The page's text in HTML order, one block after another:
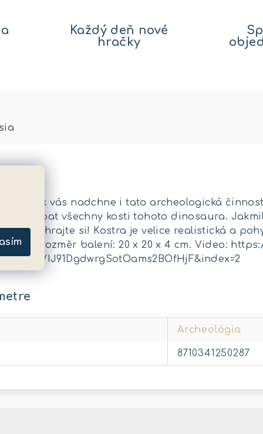
Každý deň nové
hračky
Pak vás nadchne i tato archeologická
vykopat všechny kosti tohoto dinosaura.
a zahrajte si! Kostra je velice realistická a
4+. Rozměr balení: 20 x 20 x 4 cm. Video:
Archeológia
8710341250287